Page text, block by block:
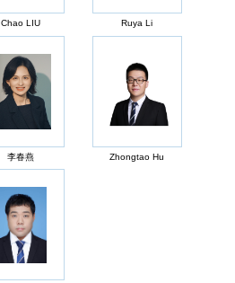
Chao LIU Ruya Li
李春燕 Zhongtao Hu